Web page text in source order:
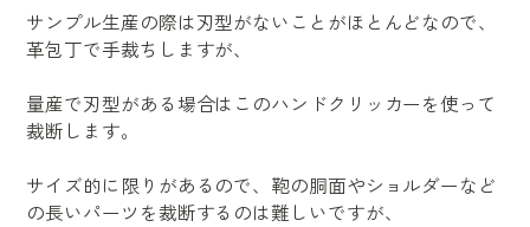
サンプル生産の際は刃型がないことがほとんどなので、
革包丁で手裁ちしますが、
量産で刃型がある場合はこのハンドクリッカーを使って
裁断します。
サイズ的に限りがあるので、鞄の胴面やショルダーなど
の長いパーツを裁断するのは難しいですが、